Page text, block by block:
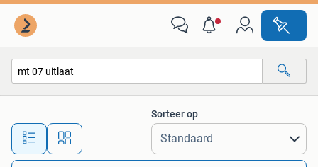
Alle afstanden…
Sorteer op